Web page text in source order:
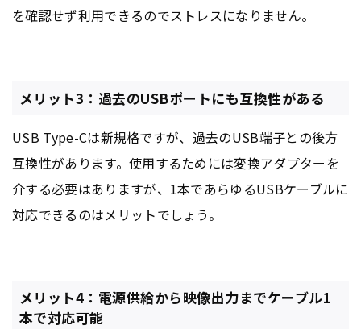
を確認せず利用できるのでストレスになりません。
メリット3：過去のUSBポートにも互換性がある
USB Type-Cは新規格ですが、過去のUSB端子との後方
互換性があります。使用するためには変換アダプターを
介する必要はありますが、1本であらゆるUSBケーブルに
対応できるのはメリットでしょう。
メリット4：電源供給から映像出力までケーブル1
本で対応可能